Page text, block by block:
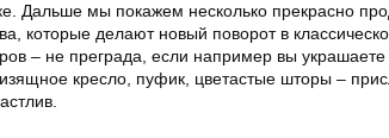
Дальше мы покажем несколько прекрасно
которые делают новый поворот в
– не преграда, если например вы украшаете
кресло, пуфик, цветастые шторы –